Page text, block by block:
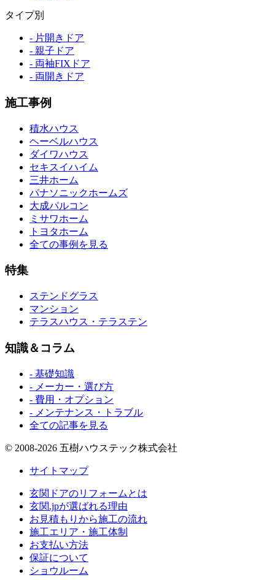
タイプ別
- 片開きドア
- 親子ドア
- 両袖FIXドア
- 両開きドア
施工事例
積水ハウス
ヘーベルハウス
ダイワハウス
セキスイハイム
三井ホーム
パナソニックホームズ
大成パルコン
ミサワホーム
トヨタホーム
全ての事例を見る
特集
ステンドグラス
マンション
テラスハウス・テラステン
知識＆コラム
- 基礎知識
- メーカー・選び方
- 費用・オプション
- メンテナンス・トラブル
全ての記事を見る
© 2008-2026 五樹ハウステック株式会社
サイトマップ
玄関ドアのリフォームとは
玄関.jpが選ばれる理由
お見積もりから施工の流れ
施工エリア・施工体制
お支払い方法
保証について
ショウルーム